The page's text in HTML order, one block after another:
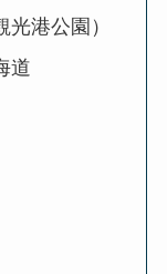
港公園）
道